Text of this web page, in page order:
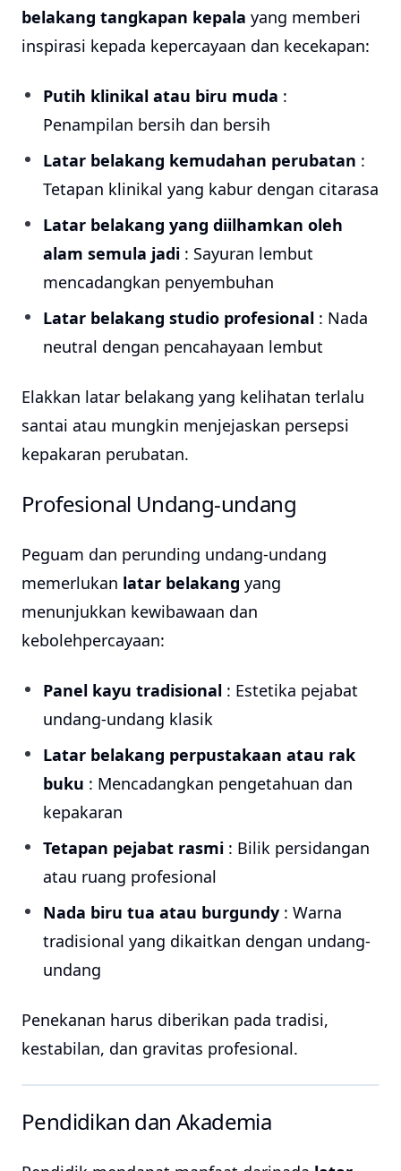
belakang tangkapan kepala yang memberi
inspirasi kepada kepercayaan dan kecekapan:
Putih klinikal atau biru muda :
Penampilan bersih dan bersih
Latar belakang kemudahan perubatan :
Tetapan klinikal yang kabur dengan citarasa
Latar belakang yang diilhamkan oleh
alam semula jadi : Sayuran lembut
mencadangkan penyembuhan
Latar belakang studio profesional : Nada
neutral dengan pencahayaan lembut
Elakkan latar belakang yang kelihatan terlalu
santai atau mungkin menjejaskan persepsi
kepakaran perubatan.
Profesional Undang-undang
Peguam dan perunding undang-undang
memerlukan latar belakang yang
menunjukkan kewibawaan dan
kebolehpercayaan:
Panel kayu tradisional : Estetika pejabat
undang-undang klasik
Latar belakang perpustakaan atau rak
buku : Mencadangkan pengetahuan dan
kepakaran
Tetapan pejabat rasmi : Bilik persidangan
atau ruang profesional
Nada biru tua atau burgundy : Warna
tradisional yang dikaitkan dengan undang-
undang
Penekanan harus diberikan pada tradisi,
kestabilan, dan gravitas profesional.
Pendidikan dan Akademia